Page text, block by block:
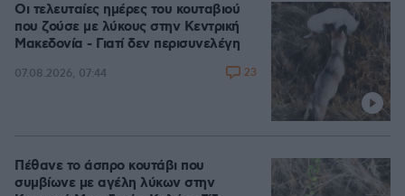
Οι τελευταίες ημέρες του κουταβιού
που ζούσε με λύκους στην Κεντρική
Μακεδονία - Γιατί δεν περισυνελέγη
07.08.2026, 07:44 23
Πέθανε το άσπρο κουτάβι που
συμβίωνε με αγέλη λύκων στην